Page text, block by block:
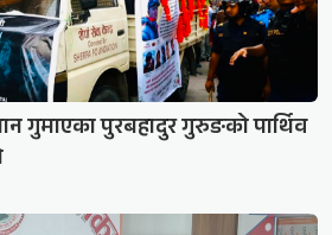
गुमाएका पुरबहादुर गुरुङको पार्थिव